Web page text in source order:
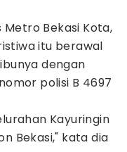
Bekasi Kota,
itu berawal
dengan
polisi B 4697
Kayuringin
Bekasi," kata dia